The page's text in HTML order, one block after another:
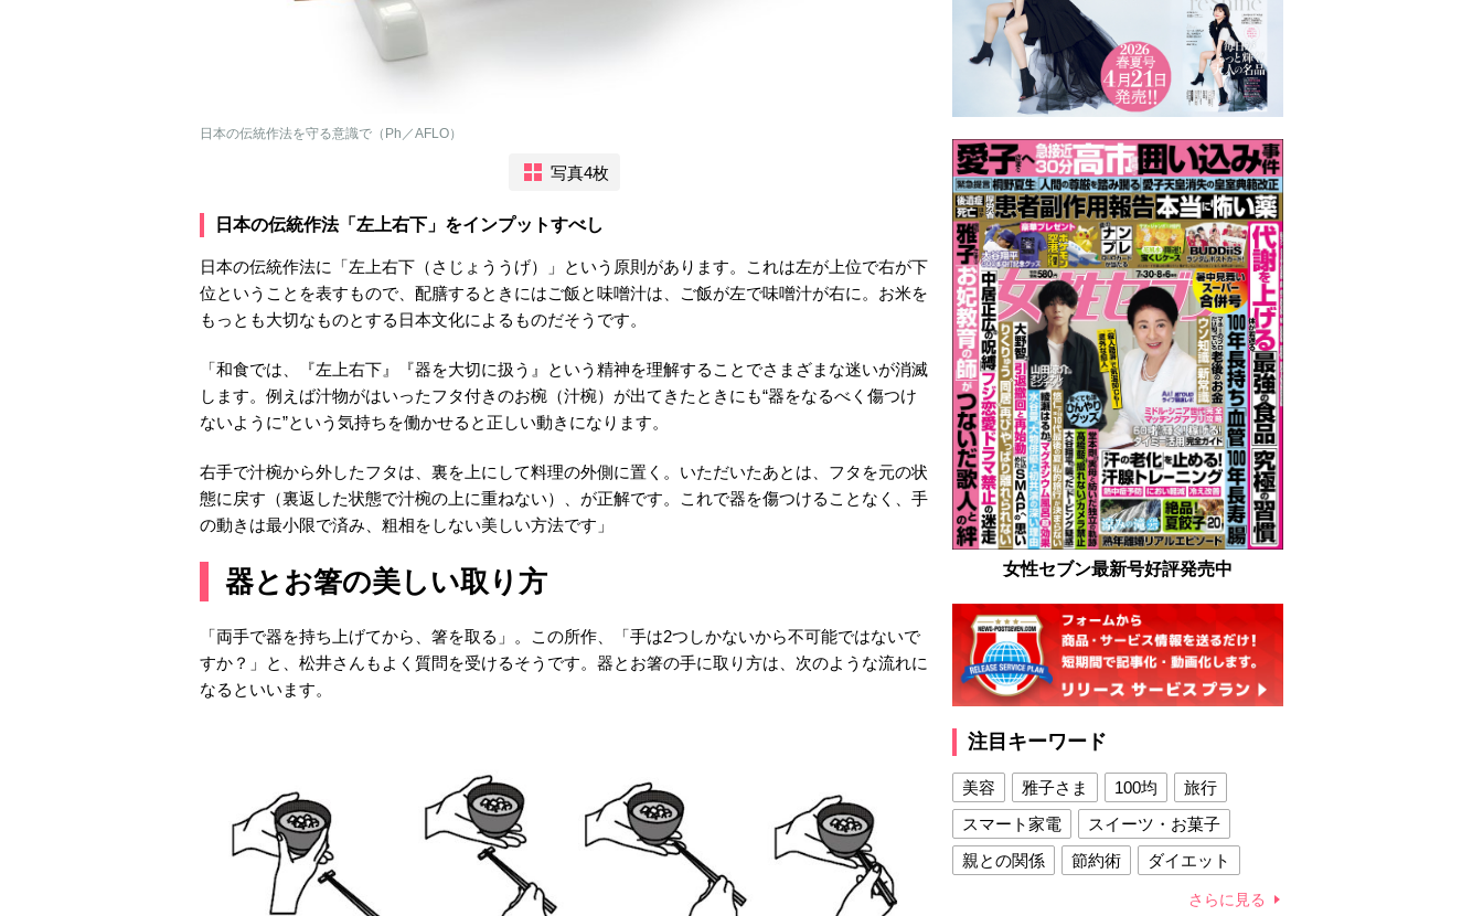
日本の伝統作法を守る意識で（Ph／AFLO）
写真4枚
日本の伝統作法「左上右下」をインプットすべし
日本の伝統作法に「左上右下（さじょううげ）」という原則があります。これは左が上位で右が下
位ということを表すもので、配膳するときにはご飯と味噌汁は、ご飯が左で味噌汁が右に。お米を
もっとも大切なものとする日本文化によるものだそうです。
「和食では、『左上右下』『器を大切に扱う』という精神を理解することでさまざまな迷いが消滅
します。例えば汁物がはいったフタ付きのお椀（汁椀）が出てきたときにも“器をなるべく傷つけ
ないように”という気持ちを働かせると正しい動きになります。
右手で汁椀から外したフタは、裏を上にして料理の外側に置く。いただいたあとは、フタを元の状
態に戻す（裏返した状態で汁椀の上に重ねない）、が正解です。これで器を傷つけることなく、手
の動きは最小限で済み、粗相をしない美しい方法です」
器とお箸の美しい取り方
「両手で器を持ち上げてから、箸を取る」。この所作、「手は2つしかないから不可能ではないで
すか？」と、松井さんもよく質問を受けるそうです。器とお箸の手に取り方は、次のような流れに
なるといいます。
女性セブン最新号好評発売中
注目キーワード
美容 雅子さま 100均
旅行
スマート家電
スイーツ・お菓子
親との関係
節約術
ダイエット
さらに見る